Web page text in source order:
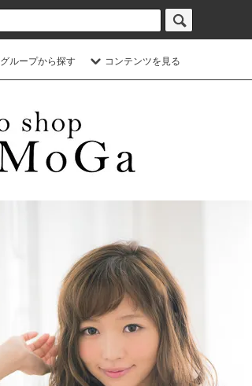
グループから探す コンテンツを見る